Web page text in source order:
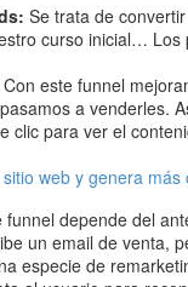
Se trata de
curso inicial…
Con este funnel
a venderles.
clic para ver el
web y genera más
funnel depende del
un email de venta,
especie de